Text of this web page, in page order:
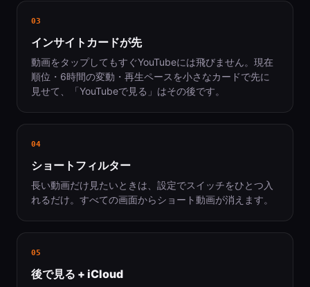
03
インサイトカードが先
動画をタップしてもすぐYouTubeには飛びません。現在
順位・6時間の変動・再生ペースを小さなカードで先に
見せて、「YouTubeで見る」はその後です。
04
ショートフィルター
長い動画だけ見たいときは、設定でスイッチをひとつ入
れるだけ。すべての画面からショート動画が消えます。
05
後で見る + iCloud